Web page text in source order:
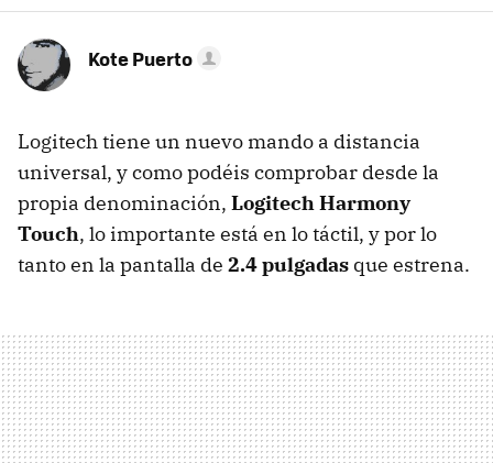
Kote Puerto
Logitech tiene un nuevo mando a distancia
universal, y como podéis comprobar desde la
propia denominación, Logitech Harmony
Touch, lo importante está en lo táctil, y por lo
tanto en la pantalla de 2.4 pulgadas que estrena.